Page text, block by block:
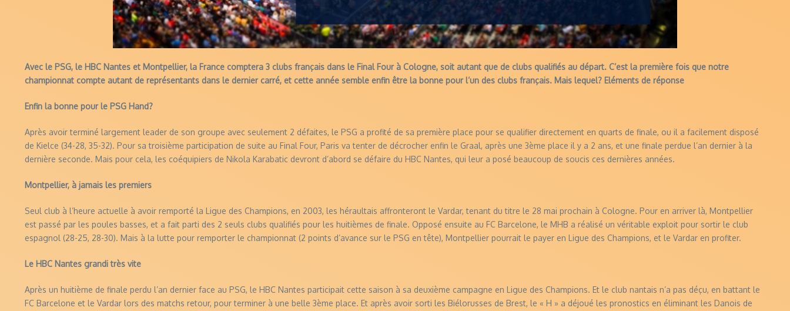
Avec le PSG, le HBC Nantes et Montpellier, la France comptera 3 clubs français dans le Final Four à Cologne, soit autant que de clubs qualifiés au départ. C’est la première fois que notre
championnat compte autant de représentants dans le dernier carré, et cette année semble enfin être la bonne pour l’un des clubs français. Mais lequel? Eléments de réponse
Enfin la bonne pour le PSG Hand?
Après avoir terminé largement leader de son groupe avec seulement 2 défaites, le PSG a profité de sa première place pour se qualifier directement en quarts de finale, ou il a facilement disposé
de Kielce (34-28, 35-32). Pour sa troisième participation de suite au Final Four, Paris va tenter de décrocher enfin le Graal, après une 3ème place il y a 2 ans, et une finale perdue l’an dernier à la
dernière seconde. Mais pour cela, les coéquipiers de Nikola Karabatic devront d’abord se défaire du HBC Nantes, qui leur a posé beaucoup de soucis ces dernières années.
Montpellier, à jamais les premiers
Seul club à l’heure actuelle à avoir remporté la Ligue des Champions, en 2003, les héraultais affronteront le Vardar, tenant du titre le 28 mai prochain à Cologne. Pour en arriver là, Montpellier
est passé par les poules basses, et a fait parti des 2 seuls clubs qualifiés pour les huitièmes de finale. Opposé ensuite au FC Barcelone, le MHB a réalisé un véritable exploit pour sortir le club
espagnol (28-25, 28-30). Mais à la lutte pour remporter le championnat (2 points d’avance sur le PSG en tête), Montpellier pourrait le payer en Ligue des Champions, et le Vardar en profiter.
Le HBC Nantes grandi très vite
Après un huitième de finale perdu l’an dernier face au PSG, le HBC Nantes participait cette saison à sa deuxième campagne en Ligue des Champions. Et le club nantais n’a pas déçu, en battant le
FC Barcelone et le Vardar lors des matchs retour, pour terminer à une belle 3ème place. Et après avoir sorti les Biélorusses de Brest, le « H » a déjoué les pronostics en éliminant les Danois de